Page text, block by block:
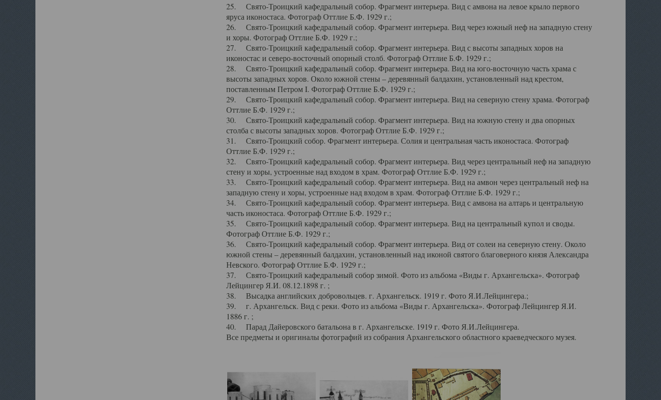
25. Свято-Троицкий кафедральный собор. Фрагмент интерьера. Вид с амвона на левое крыло первого
яруса иконостаса. Фотограф Оттлие Б.Ф. 1929 г.;
26. Свято-Троицкий кафедральный собор. Фрагмент интерьера. Вид через южный неф на западную стену
и хоры. Фотограф Оттлие Б.Ф. 1929 г.;
27. Свято-Троицкий кафедральный собор. Фрагмент интерьера. Вид с высоты западных хоров на
иконостас и северо-восточный опорный столб. Фотограф Оттлие Б.Ф. 1929 г.;
28. Свято-Троицкий кафедральный собор. Фрагмент интерьера. Вид на юго-восточную часть храма с
высоты западных хоров. Около южной стены – деревянный балдахин, установленный над крестом,
поставленным Петром I. Фотограф Оттлие Б.Ф. 1929 г.;
29. Свято-Троицкий кафедральный собор. Фрагмент интерьера. Вид на северную стену храма. Фотограф
Оттлие Б.Ф. 1929 г.;
30. Свято-Троицкий кафедральный собор. Фрагмент интерьера. Вид на южную стену и два опорных
столба с высоты западных хоров. Фотограф Оттлие Б.Ф. 1929 г.;
31. Свято-Троицкий собор. Фрагмент интерьера. Солия и центральная часть иконостаса. Фотограф
Оттлие Б.Ф. 1929 г.;
32. Свято-Троицкий кафедральный собор. Фрагмент интерьера. Вид через центральный неф на западную
стену и хоры, устроенные над входом в храм. Фотограф Оттлие Б.Ф. 1929 г.;
33. Свято-Троицкий кафедральный собор. Фрагмент интерьера. Вид на амвон через центральный неф на
западную стену и хоры, устроенные над входом в храм. Фотограф Оттлие Б.Ф. 1929 г.;
34. Свято-Троицкий кафедральный собор. Фрагмент интерьера. Вид с амвона на алтарь и центральную
часть иконостаса. Фотограф Оттлие Б.Ф. 1929 г.;
35. Свято-Троицкий кафедральный собор. Фрагмент интерьера. Вид на центральный купол и своды.
Фотограф Оттлие Б.Ф. 1929 г.;
36. Свято-Троицкий кафедральный собор. Фрагмент интерьера. Вид от солеи на северную стену. Около
южной стены – деревянный балдахин, установленный над иконой святого благоверного князя Александра
Невского. Фотограф Оттлие Б.Ф. 1929 г.;
37. Свято-Троицкий кафедральный собор зимой. Фото из альбома «Виды г. Архангельска». Фотограф
Лейцингер Я.И. 08.12.1898 г. ;
38. Высадка английских добровольцев. г. Архангельск. 1919 г. Фото Я.И.Лейцингера.;
39. г. Архангельск. Вид с реки. Фото из альбома «Виды г. Архангельска». Фотограф Лейцингер Я.И.
1886 г. ;
40. Парад Дайеровского батальона в г. Архангельске. 1919 г. Фото Я.И.Лейцингера.
Все предметы и оригиналы фотографий из собрания Архангельского областного краеведческого музея.